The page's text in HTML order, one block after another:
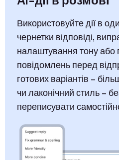
Використовуйте дії в
чернетки відповіді,
налаштування тону або
повідомлень перед
готових варіантів –
чи лаконічний стиль –
переписувати